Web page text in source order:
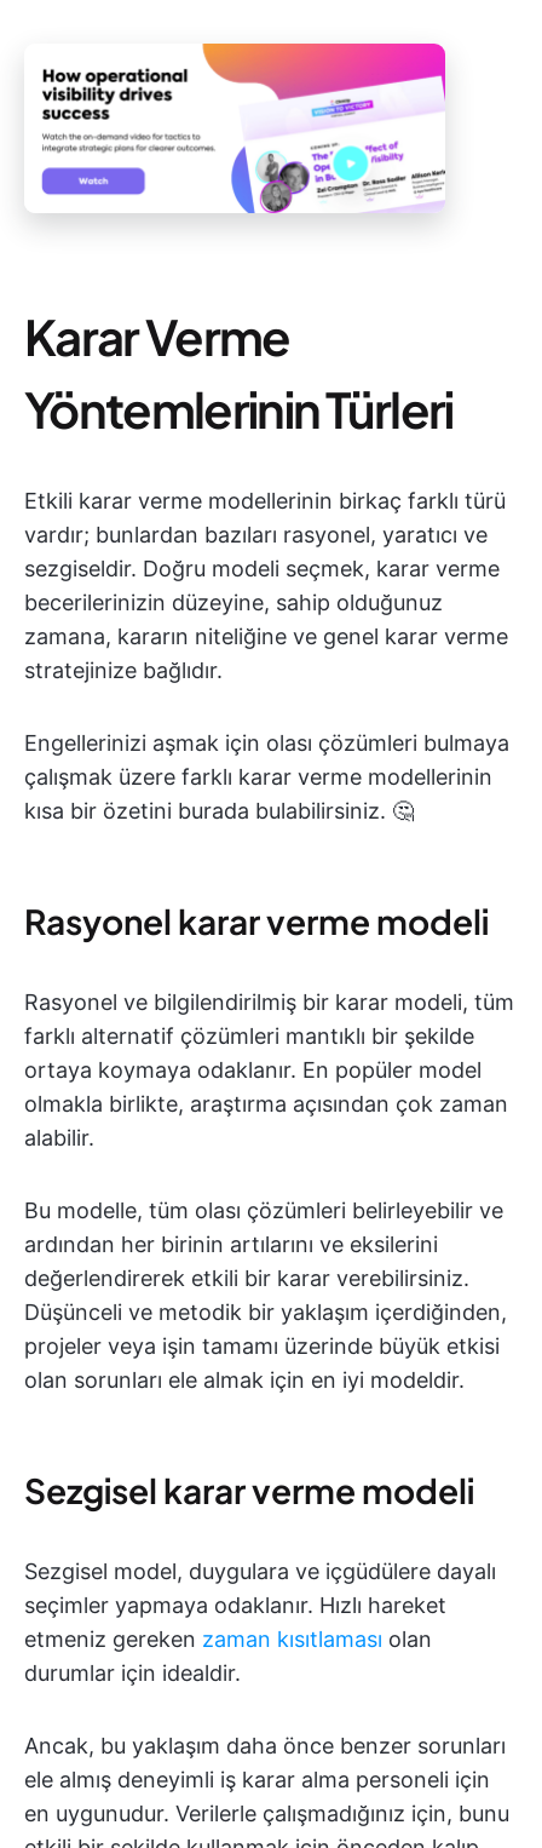
Karar Verme
Yöntemlerinin Türleri
Etkili karar verme modellerinin birkaç farklı türü
vardır; bunlardan bazıları rasyonel, yaratıcı ve
sezgiseldir. Doğru modeli seçmek, karar verme
becerilerinizin düzeyine, sahip olduğunuz
zamana, kararın niteliğine ve genel karar verme
stratejinize bağlıdır.
Engellerinizi aşmak için olası çözümleri bulmaya
çalışmak üzere farklı karar verme modellerinin
kısa bir özetini burada bulabilirsiniz. 🤔
Rasyonel karar verme modeli
Rasyonel ve bilgilendirilmiş bir karar modeli, tüm
farklı alternatif çözümleri mantıklı bir şekilde
ortaya koymaya odaklanır. En popüler model
olmakla birlikte, araştırma açısından çok zaman
alabilir.
Bu modelle, tüm olası çözümleri belirleyebilir ve
ardından her birinin artılarını ve eksilerini
değerlendirerek etkili bir karar verebilirsiniz.
Düşünceli ve metodik bir yaklaşım içerdiğinden,
projeler veya işin tamamı üzerinde büyük etkisi
olan sorunları ele almak için en iyi modeldir.
Sezgisel karar verme modeli
Sezgisel model, duygulara ve içgüdülere dayalı
seçimler yapmaya odaklanır. Hızlı hareket
etmeniz gereken zaman kısıtlaması olan
durumlar için idealdir.
Ancak, bu yaklaşım daha önce benzer sorunları
ele almış deneyimli iş karar alma personeli için
en uygunudur. Verilerle çalışmadığınız için, bunu